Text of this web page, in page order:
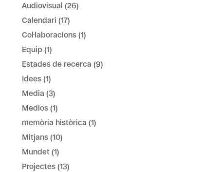
Audiovisual (26)
Calendari (17)
Col·laboracions(1)
Equip (1)
Estades de recerca (9)
Idees(1)
Media (3)
Medios(1)
memòria històrica (1)
Mitjans(10)
Mundet(1)
Projectes(13)